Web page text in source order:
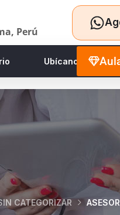
Perú
Ubícanos
CATEGORIZAR